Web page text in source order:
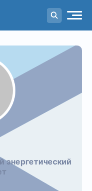
энергетический